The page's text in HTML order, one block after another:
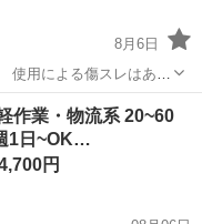
8月6日
作業・物流系 20~60
1日~OK…
円